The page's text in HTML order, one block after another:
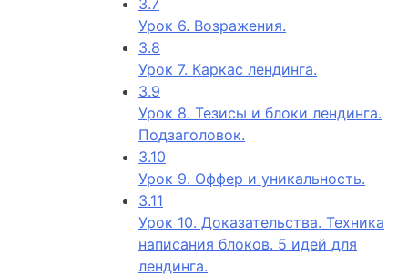
Урок 6. Возражения.
3.8
Урок 7. Каркас лендинга.
3.9
Урок 8. Тезисы и блоки лендинга.
Подзаголовок.
3.10
Урок 9. Оффер и уникальность.
3.11
Урок 10. Доказательства. Техника
написания блоков. 5 идей для
лендинга.